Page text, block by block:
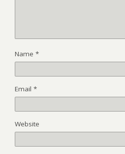
Name *
Email *
Website